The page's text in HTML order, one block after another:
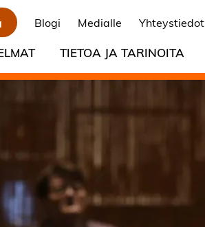
Blogi Medialle Yhteystiedot
TIETOA JA TARINOITA